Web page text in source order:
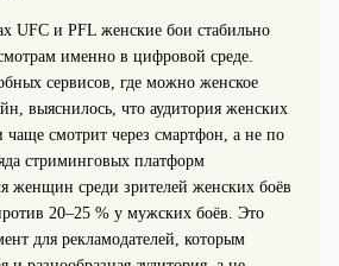
UFC и PFL женские бои стабильно
именно в цифровой среде.
сервисов, где можно женское
выяснилось, что аудитория женских
смотрит через смартфон, а не по
стриминговых платформ
женщин среди зрителей женских боёв
20–25 % у мужских боёв. Это
для рекламодателей, которым